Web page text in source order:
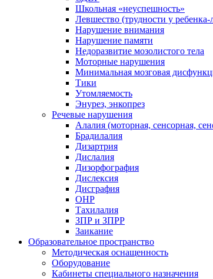
Школьная «неуспешность»
Левшество (трудности у
Нарушение внимания
Нарушение памяти
Недоразвитие мозолистого тела
Моторные нарушения
Минимальная мозговая
Тики
Утомляемость
Энурез, энкопрез
Речевые нарушения
Алалия (моторная, сенсорная,
Брадилалия
Дизартрия
Дислалия
Дизорфография
Дислексия
Дисграфия
ОНР
Тахилалия
ЗПР и ЗПРР
Заикание
Образовательное пространство
Методическая оснащенность
Оборудование
Кабинеты специального назначения